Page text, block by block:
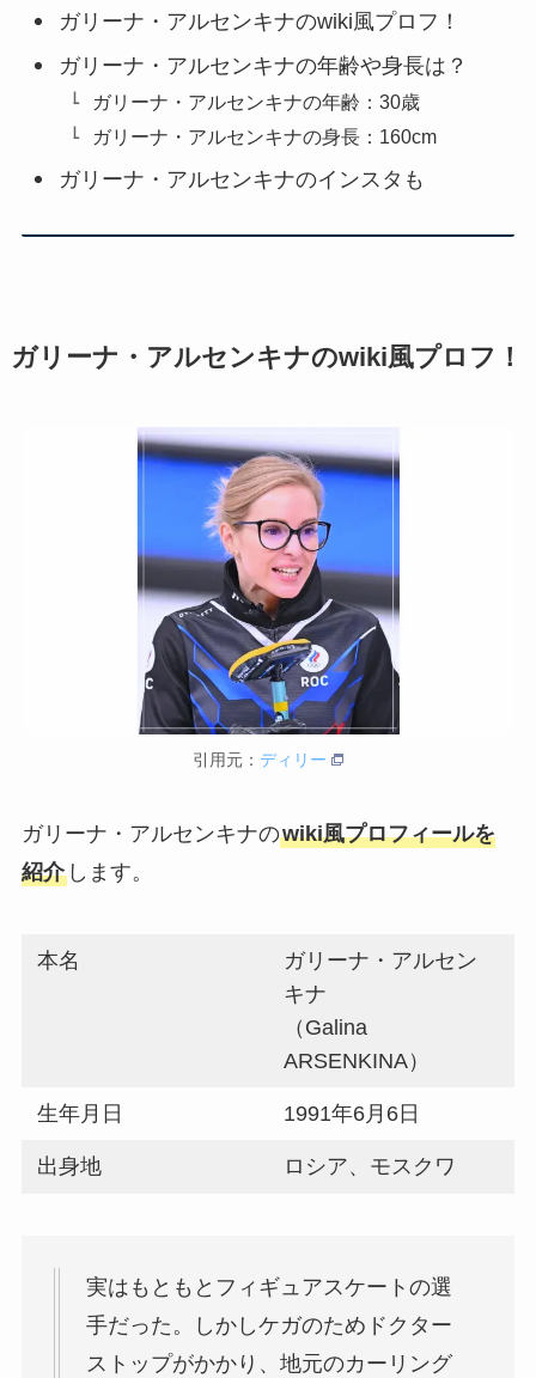
ガリーナ・アルセンキナのwiki風プロフ！
ガリーナ・アルセンキナの年齢や身長は？
ガリーナ・アルセンキナの年齢：30歳
ガリーナ・アルセンキナの身長：160cm
ガリーナ・アルセンキナのインスタも
ガリーナ・アルセンキナのwiki風プロフ！
引用元： ディリー
ガリーナ・アルセンキナのwiki風プロフィールを
紹介します。
本名
ガリーナ・アルセン
キナ
（Galina
ARSENKINA）
生年月日 1991年6月6日
出身地 ロシア、モスクワ
実はもともとフィギュアスケートの選
手だった。しかしケガのためドクター
ストップがかかり、地元のカーリング